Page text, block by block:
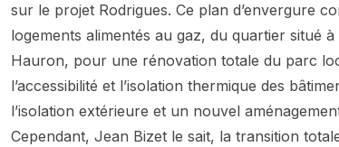
sur le projet Rodrigues. Ce plan d’envergure
logements alimentés au gaz, du quartier situé
Hauron, pour une rénovation totale du parc
l’accessibilité et l’isolation thermique des
l’isolation extérieure et un nouvel
Cependant, Jean Bizet le sait, la transition